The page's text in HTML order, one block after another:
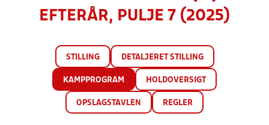
EFTERÅR, PULJE 7 (2025)
STILLING DETALJERET STILLING
KAMPPROGRAM HOLDOVERSIGT
OPSLAGSTAVLEN REGLER